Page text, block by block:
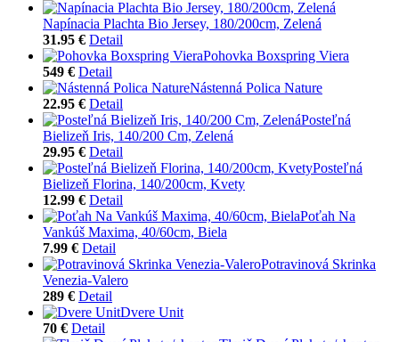
Napínacia Plachta Bio Jersey, 180/200cm, Zelená
31.95 € Detail
Pohovka Boxspring Viera
549 € Detail
Nástenná Polica Nature
22.95 € Detail
Posteľná
Bielizeň Iris, 140/200 Cm, Zelená
29.95 € Detail
Posteľná
Bielizeň Florina, 140/200cm, Kvety
12.99 € Detail
Poťah Na
Vankúš Maxima, 40/60cm, Biela
7.99 € Detail
Potravinová Skrinka
Venezia-Valero
289 € Detail
Dvere Unit
70 € Detail